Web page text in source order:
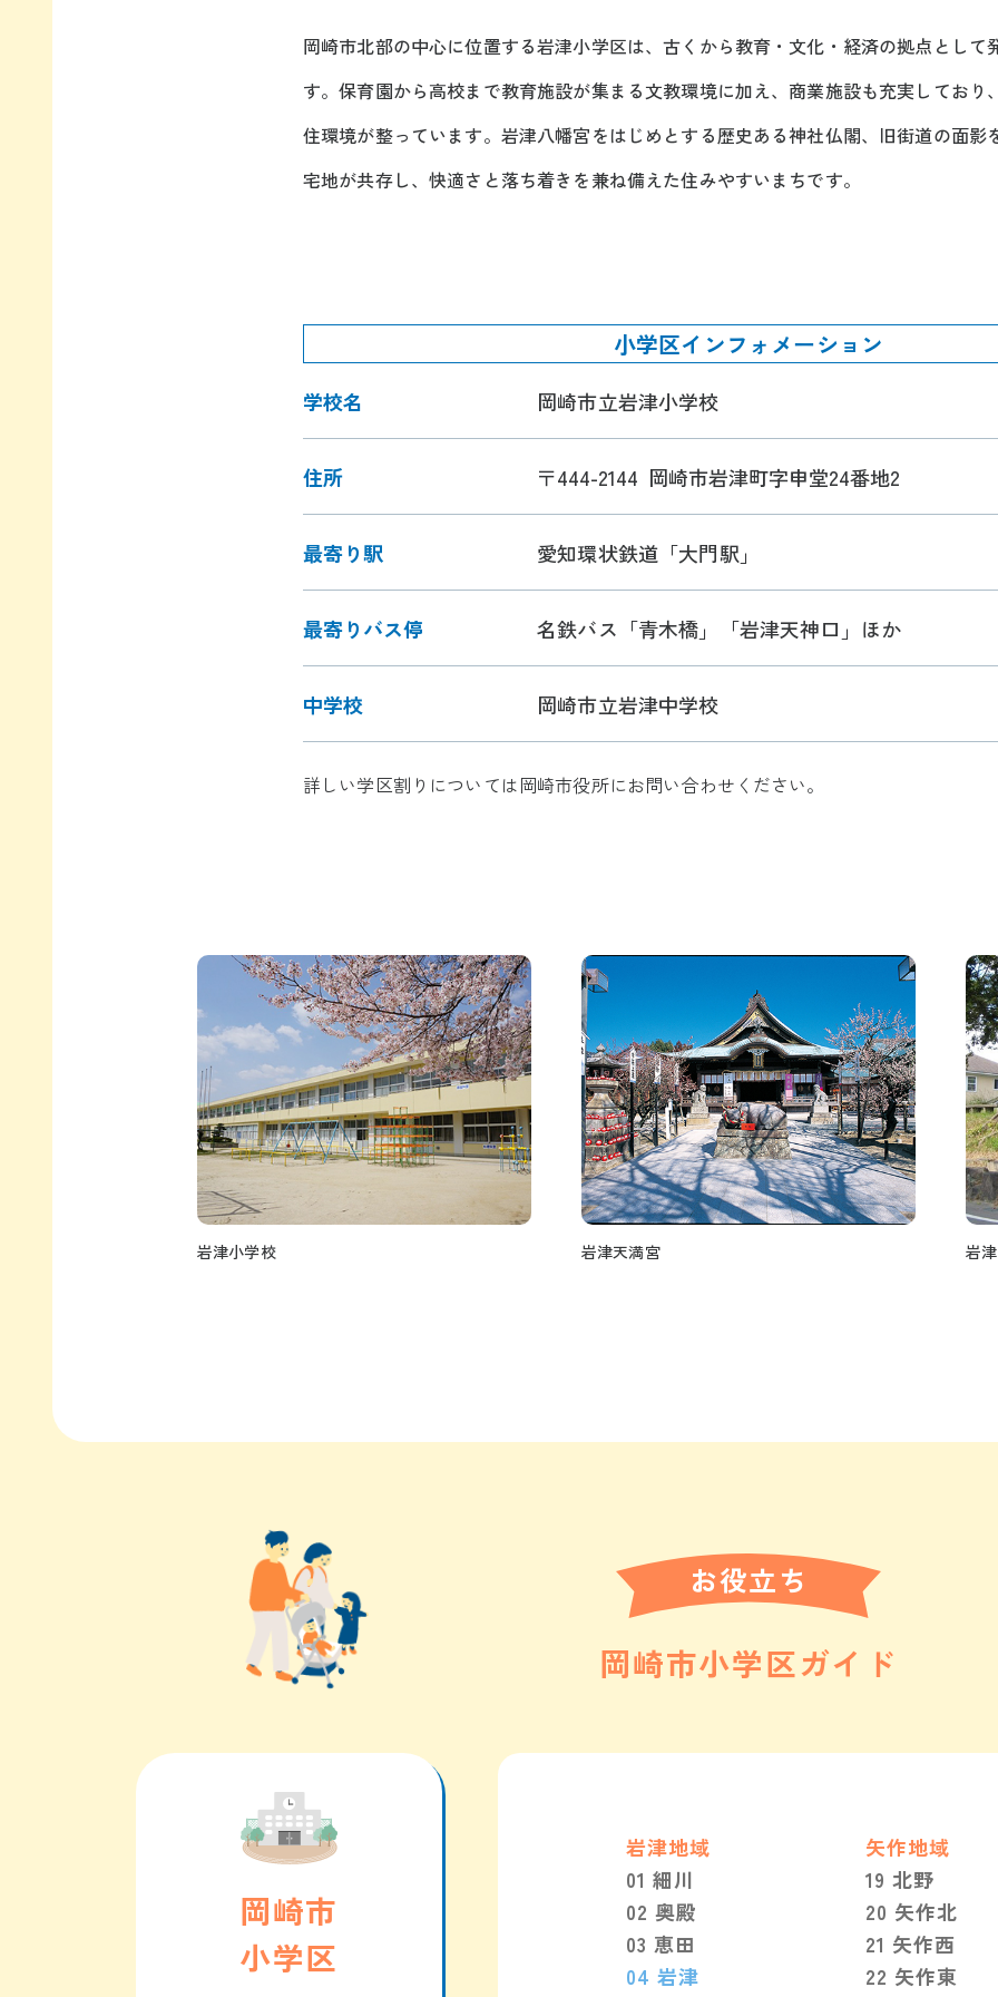
岡崎市北部の中心に位置する岩津小学区は、古くから教育・文化・経済の拠点として
す。保育園から高校まで教育施設が集まる文教環境に加え、商業施設も充実しており
住環境が整っています。岩津八幡宮をはじめとする歴史ある神社仏閣、旧街道の面影
宅地が共存し、快適さと落ち着きを兼ね備えた住みやすいまちです。
小学区インフォメーション
学校名 岡崎市立岩津小学校
住所 〒444-2144 岡崎市岩津町字申堂24番地2
最寄り駅 愛知環状鉄道「大門駅」
最寄りバス停 名鉄バス「青木橋」「岩津天神口」ほか
中学校 岡崎市立岩津中学校
詳しい学区割りについては岡崎市役所にお問い合わせください。
岩津小学校 岩津天満宮 岩
お役立ち
岡崎市小学区ガイド
岡崎市
小学区
岩津地域
01 細川
02 奥殿
03 恵田
04 岩津
矢作地域
19 北野
20 矢作北
21 矢作西
22 矢作東